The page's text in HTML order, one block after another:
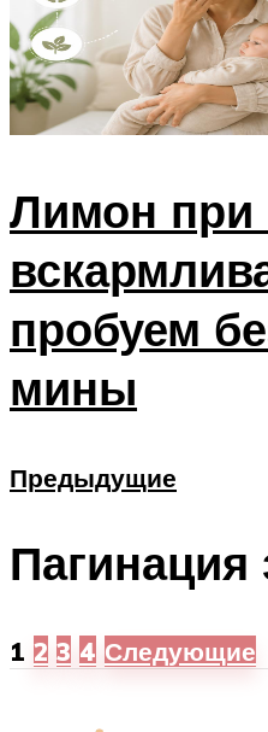
Лимон при
пробуем
мины
Предыдущие
Пагинация
1 2 3 4 Следующие